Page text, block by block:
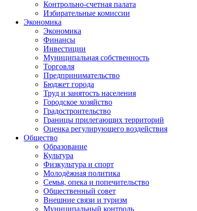
Контрольно-счетная палата
Избирательные комиссии
Экономика
Экономика
Финансы
Инвестиции
Муниципальная собственность
Торговля
Предпринимательство
Бюджет города
Труд и занятость населения
Городское хозяйство
Градостроительство
Границы прилегающих территорий
Оценка регулирующего воздействия
Общество
Образование
Культура
Физкультура и спорт
Молодёжная политика
Семья, опека и попечительство
Общественный совет
Внешние связи и туризм
Муниципальный контроль